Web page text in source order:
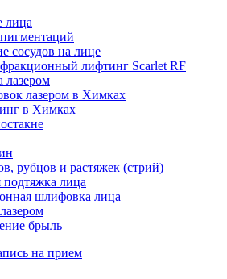
лица
сосудов на лице
лифтинг Scarlet RF
лазером
лазером в Химках
в Химках
рубцов и растяжек (стрий)
подтяжка лица
шлифовка лица
брыль
на прием